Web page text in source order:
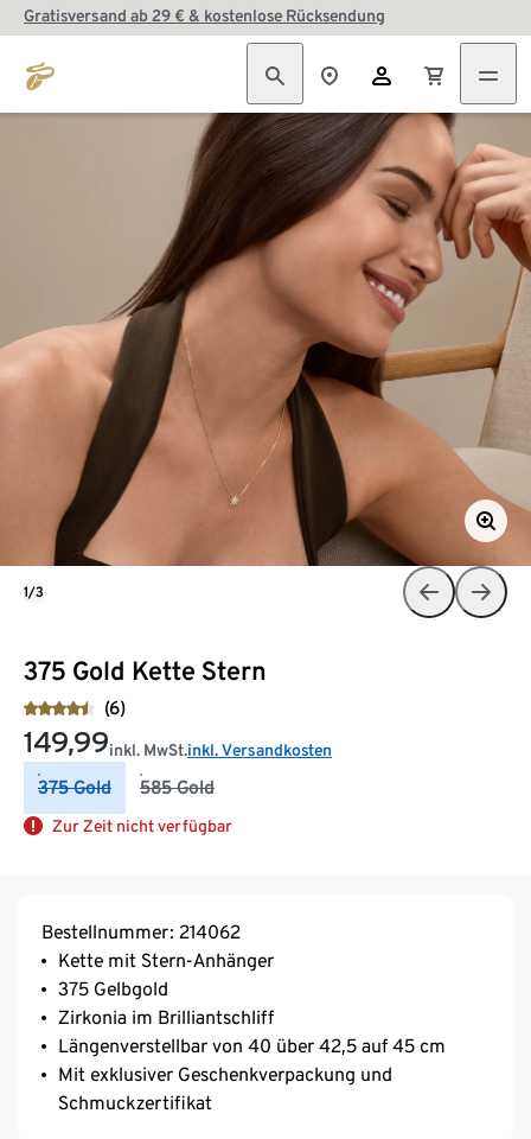
Gratisversand ab 29 € & kostenlose Rücksendung
375 Gold Kette Stern
(6)
149,99inkl. MwSt.inkl. Versandkosten
375 Gold 585 Gold
Zur Zeit nicht verfügbar
1/3
Bestellnummer: 214062
Kette mit Stern-Anhänger
375 Gelbgold
Zirkonia im Brilliantschliff
Längenverstellbar von 40 über 42,5 auf 45 cm
Mit exklusiver Geschenkverpackung und
Schmuckzertifikat